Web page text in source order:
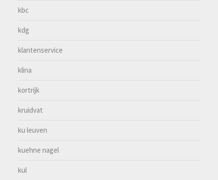
kbc
kdg
klantenservice
klina
kortrijk
kruidvat
ku leuven
kuehne nagel
kul